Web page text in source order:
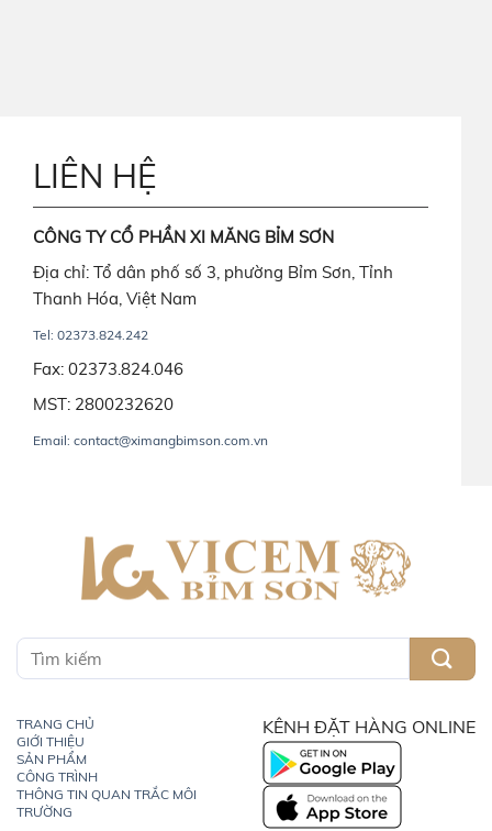
LIÊN HỆ
CÔNG TY CỔ PHẦN XI MĂNG BỈM SƠN
Địa chỉ: Tổ dân phố số 3, phường Bỉm Sơn, Tỉnh
Thanh Hóa, Việt Nam
Tel: 02373.824.242
Fax: 02373.824.046
MST: 2800232620
Email: contact@ximangbimson.com.vn
TRANG CHỦ
GIỚI THIỆU
SẢN PHẨM
CÔNG TRÌNH
THÔNG TIN QUAN TRẮC MÔI
TRƯỜNG
KÊNH ĐẶT HÀNG ONLINE